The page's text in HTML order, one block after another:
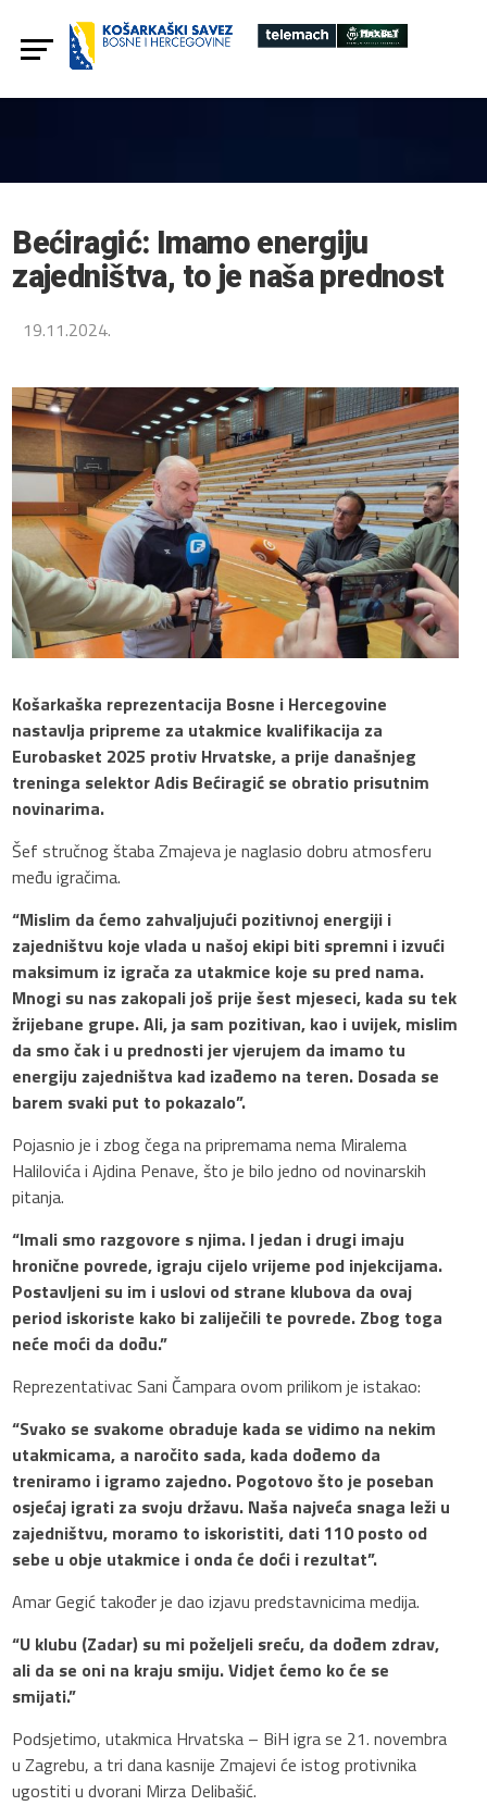
Bećiragić: Imamo energiju
zajedništva, to je naša prednost
19.11.2024.
Košarkaška reprezentacija Bosne i Hercegovine
nastavlja pripreme za utakmice kvalifikacija za
Eurobasket 2025 protiv Hrvatske, a prije današnjeg
treninga selektor Adis Bećiragić se obratio prisutnim
novinarima.
Šef stručnog štaba Zmajeva je naglasio dobru atmosferu
među igračima.
“Mislim da ćemo zahvaljujući pozitivnoj energiji i
zajedništvu koje vlada u našoj ekipi biti spremni i izvući
maksimum iz igrača za utakmice koje su pred nama.
Mnogi su nas zakopali još prije šest mjeseci, kada su tek
žrijebane grupe. Ali, ja sam pozitivan, kao i uvijek, mislim
da smo čak i u prednosti jer vjerujem da imamo tu
energiju zajedništva kad izađemo na teren. Dosada se
barem svaki put to pokazalo”.
Pojasnio je i zbog čega na pripremama nema Miralema
Halilovića i Ajdina Penave, što je bilo jedno od novinarskih
pitanja.
“Imali smo razgovore s njima. I jedan i drugi imaju
hronične povrede, igraju cijelo vrijeme pod injekcijama.
Postavljeni su im i uslovi od strane klubova da ovaj
period iskoriste kako bi zaliječili te povrede. Zbog toga
neće moći da dođu.”
Reprezentativac Sani Čampara ovom prilikom je istakao:
“Svako se svakome obraduje kada se vidimo na nekim
utakmicama, a naročito sada, kada dođemo da
treniramo i igramo zajedno. Pogotovo što je poseban
osjećaj igrati za svoju državu. Naša najveća snaga leži u
zajedništvu, moramo to iskoristiti, dati 110 posto od
sebe u obje utakmice i onda će doći i rezultat”.
Amar Gegić također je dao izjavu predstavnicima medija.
“U klubu (Zadar) su mi poželjeli sreću, da dođem zdrav,
ali da se oni na kraju smiju. Vidjet ćemo ko će se
smijati.”
Podsjetimo, utakmica Hrvatska – BiH igra se 21. novembra
u Zagrebu, a tri dana kasnije Zmajevi će istog protivnika
ugostiti u dvorani Mirza Delibašić.